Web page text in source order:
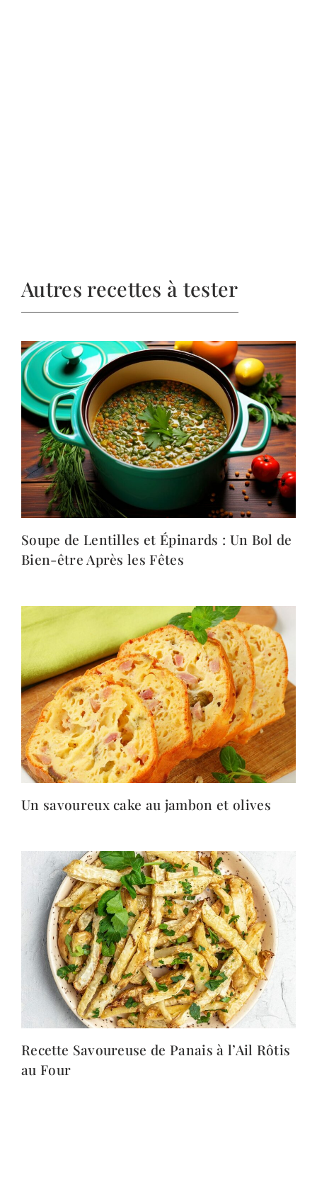
Autres recettes à tester
Soupe de Lentilles et Épinards : Un Bol de
Bien-être Après les Fêtes
Un savoureux cake au jambon et olives
Recette Savoureuse de Panais à l’Ail Rôtis
au Four